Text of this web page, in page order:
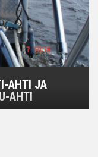
AHTI JA
AHTI